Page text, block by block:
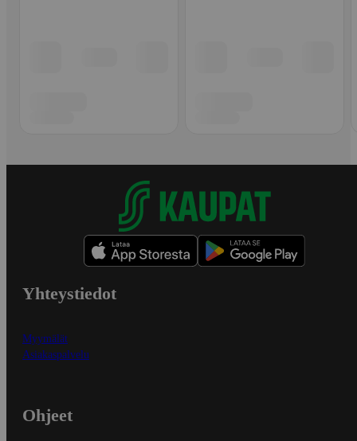
Yhteystiedot
Myymälät
Asiakaspalvelu
Ohjeet